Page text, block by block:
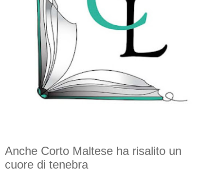
Anche Corto Maltese ha risalito un
cuore di tenebra